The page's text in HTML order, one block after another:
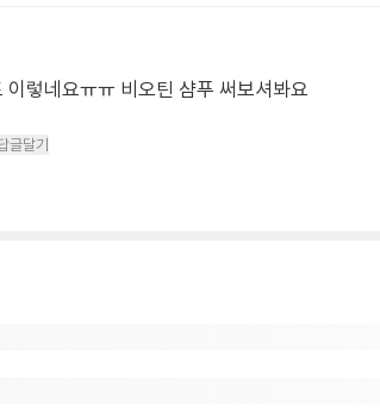
렇네요ㅠㅠ 비오틴 샴푸 써보셔봐요
글달기